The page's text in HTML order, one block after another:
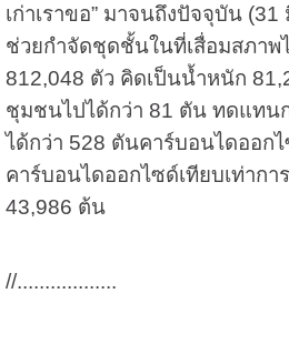
เก่าเราขอ” มาจนถึงปัจจุบัน (31
ช่วยกำจัดชุดชั้นในที่เสื่อมสภาพ
812,048 ตัว คิดเป็นน้ำหนัก
ชุมชนไปได้กว่า 81 ตัน ทดแทน
ได้กว่า 528 ตันคาร์บอนไดออก
คาร์บอนไดออกไซด์เทียบเท่ากา
43,986 ต้น
//..................